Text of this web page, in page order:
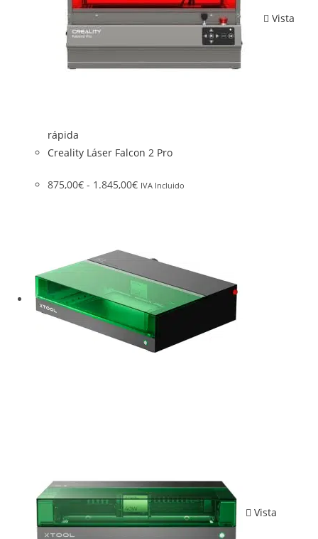
Vista
rápida
Creality Láser Falcon 2 Pro
875,00€ - 1.845,00€ IVA Incluido
Vista